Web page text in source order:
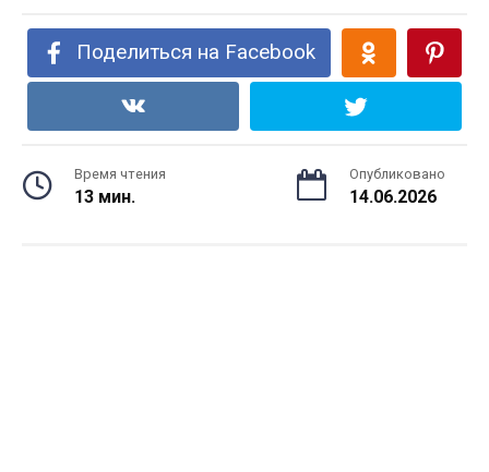
Поделиться на Facebook
Время чтения
13 мин.
Опубликовано
14.06.2026